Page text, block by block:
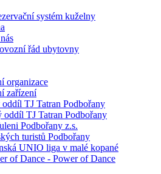
systém kuželny
řád ubytovny
organizace
zařízení
oddíl TJ Tatran Podbořany
oddíl TJ Tatran Podbořany
Podbořany z.s.
turistů Podbořany
UNIO liga v malé kopané
of Dance - Power of Dance